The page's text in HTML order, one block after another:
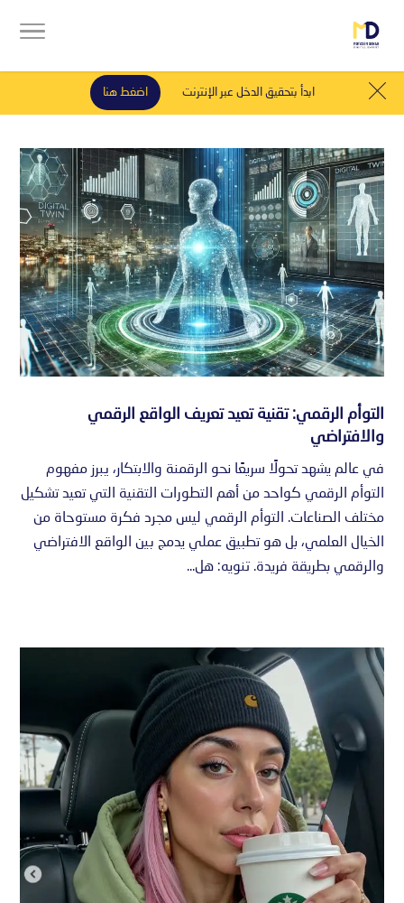
ابدأ بتحقيق الدخل عبر الإنترنت اضغط هنا
التوأم الرقمي: تقنية تعيد تعريف الواقع الرقمي
والافتراضي
في عالم يشهد تحولًا سريعًا نحو الرقمنة والابتكار، يبرز مفهوم
التوأم الرقمي كواحد من أهم التطورات التقنية التي تعيد تشكيل
مختلف الصناعات. التوأم الرقمي ليس مجرد فكرة مستوحاة من
الخيال العلمي، بل هو تطبيق عملي يدمج بين الواقع الافتراضي
والرقمي بطريقة فريدة. تنويه: هل...